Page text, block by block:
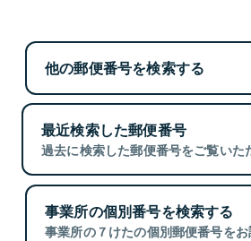
他の郵便番号を検索する
最近検索した郵便番号
過去に検索した郵便番号をご覧いた
事業所の個別番号を検索する
事業所の７けたの個別郵便番号をお